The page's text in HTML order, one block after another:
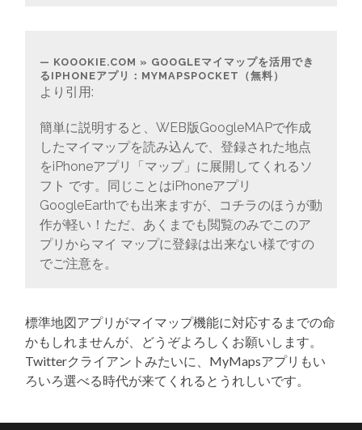
KOOOKIE.COM » GOOGLEマイマップを活用でき
るIPHONEアプリ：MYMAPSPOCKET（無料）
より引用:
簡単に説明すると、WEB版GoogleMAPで作成
したマイマップを読み込んで、登録された地点
をiPhoneアプリ「マップ」に展開してくれるソ
フト です。同じことはiPhoneアプリ
GoogleEarthでも出来ますが、コチラのほうが動
作が軽い！ただ、あくまでも閲覧のみでこのア
プリからマイ マップに登録は出来ない様ですの
でご注意を。
標準地図アプリがマイマップ機能に対応するまでの命
かもしれませんが、どうぞよろしくお願いします。
Twitterクライアントみたいに、MyMapsアプリもい
ろいろ選べる時代が来てくれるとうれしいです。